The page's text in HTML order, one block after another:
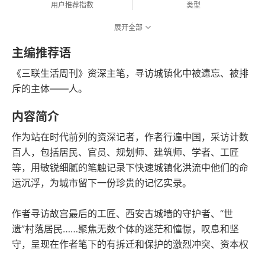
用户推荐指数 类型
160千字
字数
2018-09-01
发行日期
展开全部
主编推荐语
《三联生活周刊》资深主笔，寻访城镇化中被遗忘、被排
斥的主体——人。
内容简介
作为站在时代前列的资深记者，作者行遍中国，采访计数
百人，包括居民、官员、规划师、建筑师、学者、工匠
等，用敏锐细腻的笔触记录下快速城镇化洪流中他们的命
运沉浮，为城市留下一份珍贵的记忆实录。
作者寻访故宫最后的工匠、西安古城墙的守护者、“世
遗”村落居民……聚焦无数个体的迷茫和憧憬，叹息和坚
守，呈现在作者笔下的有拆迁和保护的激烈冲突、资本权